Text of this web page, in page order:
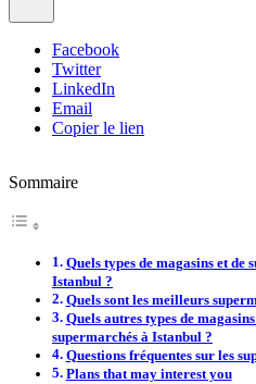
Facebook
Twitter
LinkedIn
Email
Copier le lien
Sommaire
Quels types de magasins et de
Istanbul ?
Quels sont les meilleurs
Quels autres types de
supermarchés à Istanbul ?
Questions fréquentes sur les
Plans that may interest you